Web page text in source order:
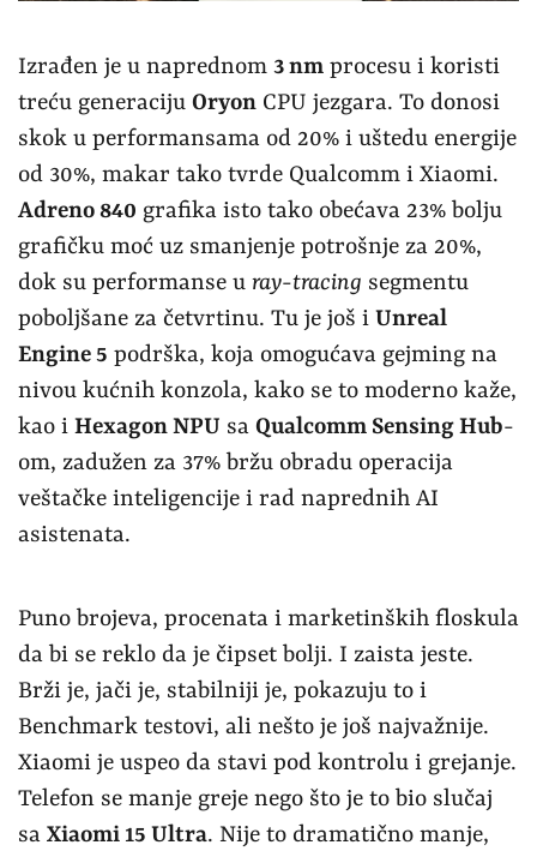
Izrađen je u naprednom 3 nm procesu i koristi
treću generaciju Oryon CPU jezgara. To donosi
skok u performansama od 20% i uštedu energije
od 30%, makar tako tvrde Qualcomm i Xiaomi.
Adreno 840 grafika isto tako obećava 23% bolju
grafičku moć uz smanjenje potrošnje za 20%,
dok su performanse u ray-tracing segmentu
poboljšane za četvrtinu. Tu je još i Unreal
Engine 5 podrška, koja omogućava gejming na
nivou kućnih konzola, kako se to moderno kaže,
kao i Hexagon NPU sa Qualcomm Sensing Hub-
om, zadužen za 37% bržu obradu operacija
veštačke inteligencije i rad naprednih AI
asistenata.
Puno brojeva, procenata i marketinških floskula
da bi se reklo da je čipset bolji. I zaista jeste.
Brži je, jači je, stabilniji je, pokazuju to i
Benchmark testovi, ali nešto je još najvažnije.
Xiaomi je uspeo da stavi pod kontrolu i grejanje.
Telefon se manje greje nego što je to bio slučaj
sa Xiaomi 15 Ultra. Nije to dramatično manje,